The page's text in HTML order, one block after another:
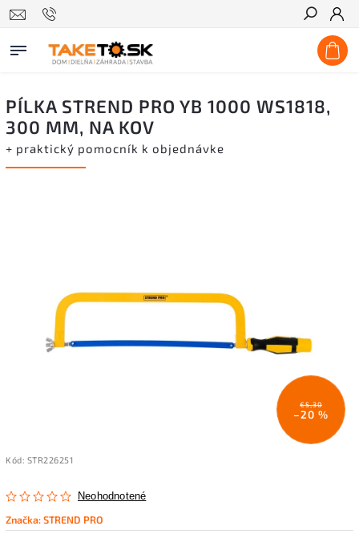
Hľadať
PÍLKA STREND PRO YB 1000 WS1818,
300 MM, NA KOV
+ praktický pomocník k objednávke
€5,30
–20 %
Kód: STR226251
Neohodnotené
Značka:STREND PRO